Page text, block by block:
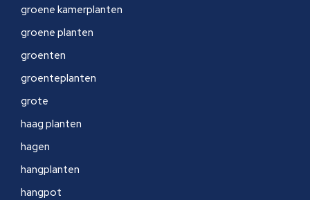
groene kamerplanten
groene planten
groenten
groenteplanten
grote
haag planten
hagen
hangplanten
hangpot